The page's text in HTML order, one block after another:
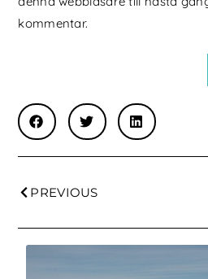
kommentar.
PREVIOUS